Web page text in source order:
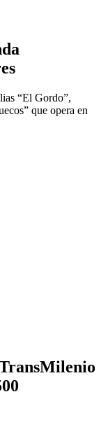
“El Gordo”,
que opera en